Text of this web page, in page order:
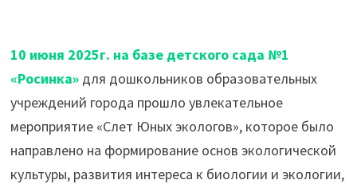
10 июня 2025г. на базе детского сада №1
«Росинка»для дошкольников образовательных
учреждений города прошло увлекательное
мероприятие «Слет Юных экологов», которое было
направлено на формирование основ экологической
культуры, развития интереса к биологии и экологии,